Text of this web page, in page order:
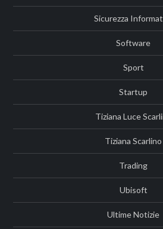
Sicurezza
Software
Sport
Startup
Tiziana Luce
Tiziana Scarlino
Trading
Ubisoft
Ultime Notizie